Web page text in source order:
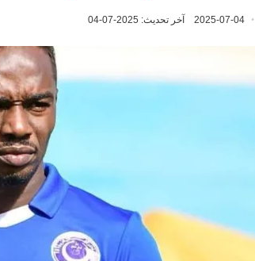
2025-07-04 آخر تحديث: 2025-07-04